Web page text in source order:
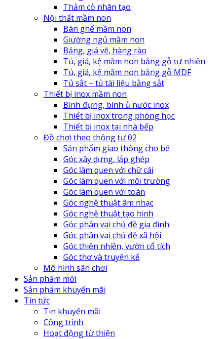
Thảm cỏ nhân tạo
Nội thất mầm non
Bàn ghế mầm non
Giường ngủ mầm non
Bảng, giá vẽ, hàng rào
Tủ, giá, kệ mầm non bằng gỗ tự nhiên
Tủ, giá, kệ mầm non bằng gỗ MDF
Tủ sắt – tủ tài liệu bằng sắt
Thiết bị inox mầm non
Bình đựng, bình ủ nước inox
Thiết bị inox trong phòng học
Thiết bị inox tại nhà bếp
Đồ chơi theo thông tư 02
Sản phẩm giao thông cho bé
Góc xây dựng, lắp ghép
Góc làm quen với chữ cái
Góc làm quen với môi trường
Góc làm quen với toán
Góc nghệ thuật âm nhạc
Góc nghệ thuật tạo hình
Góc phân vai chủ đề gia đình
Góc phân vai chủ đề xã hội
Góc thiên nhiên, vườn cổ tích
Góc thơ và truyện kể
Mô hình sân chơi
Sản phẩm mới
Sản phẩm khuyến mãi
Tin tức
Tin khuyến mãi
Công trình
Hoạt động từ thiện